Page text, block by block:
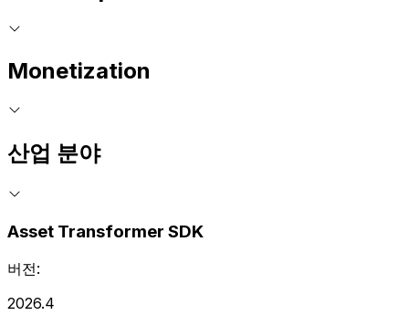
Monetization
산업 분야
Asset Transformer SDK
버전:
2026.4